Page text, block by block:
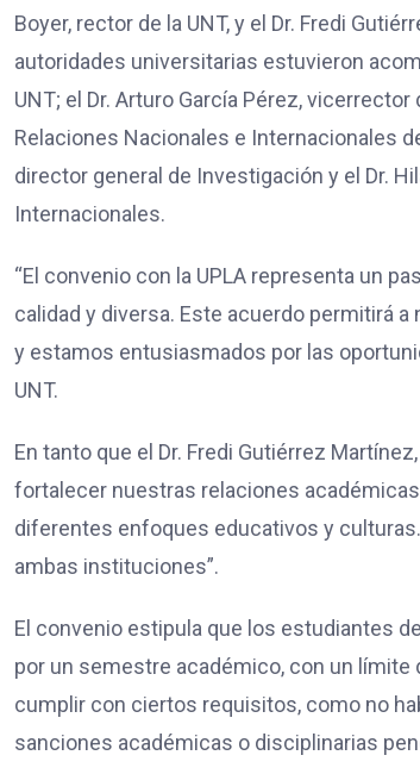
Boyer, rector de la UNT, y el Dr. Fredi
autoridades universitarias estuvieron
UNT; el Dr. Arturo García Pérez,
Relaciones Nacionales e Internacionales
director general de Investigación y el Dr.
Internacionales.
“El convenio con la UPLA representa un
calidad y diversa. Este acuerdo permitirá
y estamos entusiasmados por las
UNT.
En tanto que el Dr. Fredi Gutiérrez
fortalecer nuestras relaciones
diferentes enfoques educativos y
ambas instituciones”.
El convenio estipula que los estudiantes
por un semestre académico, con un
cumplir con ciertos requisitos, como no
sanciones académicas o disciplinarias